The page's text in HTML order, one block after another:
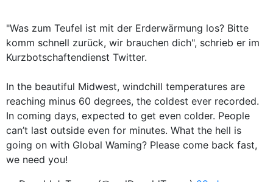
"Was zum Teufel ist mit der Erderwärmung los? Bitte
komm schnell zurück, wir brauchen dich", schrieb er im
Kurzbotschaftendienst Twitter.
In the beautiful Midwest, windchill temperatures are
reaching minus 60 degrees, the coldest ever recorded.
In coming days, expected to get even colder. People
can’t last outside even for minutes. What the hell is
going on with Global Waming? Please come back fast,
we need you!